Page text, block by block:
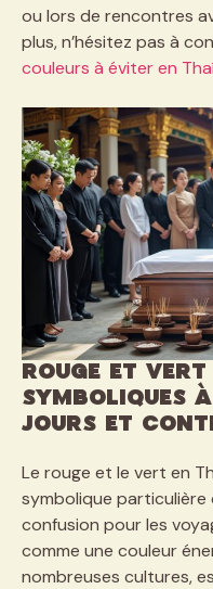
ou lors de rencontres
plus, n’hésitez pas à
couleurs à éviter en
Rouge et
symboliques
jours et
Le rouge et le vert en
symbolique
confusion pour les
comme une couleur
nombreuses cultures,